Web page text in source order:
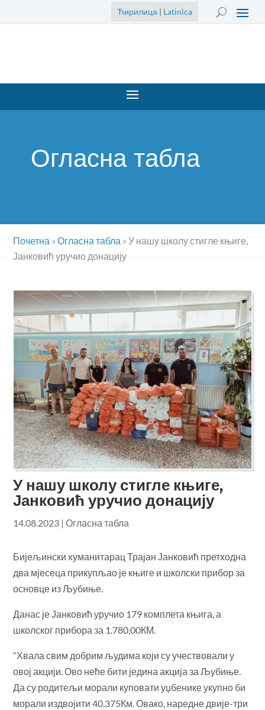
Ћирилица | Latinica
Огласна табла
Почетна »Огласна табла »У нашу школу стигле књиге,
Јанковић уручио донацију
У нашу школу стигле књиге,
Јанковић уручио донацију
14.08.2023 |Огласна табла
Бијељински хуманитарац Трајан Јанковић претходна
два мјесеца прикупљао је књиге и школски прибор за
основце из Љубиње.
Данас је Јанковић уручио 179 комплета књига, а
школског прибора за 1.780,00КМ.
“Хвала свим добрим људима који су учествовали у
овој акцији. Ово неће бити једина акција за Љубиње.
Да су родитељи морали куповати уџбенике укупно би
морали издвојити 40.375Км. Овако, наредне двије-три